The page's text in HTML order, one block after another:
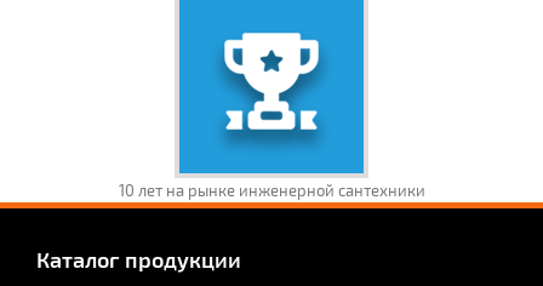
10 лет на рынке инженерной сантехники
Каталог продукции